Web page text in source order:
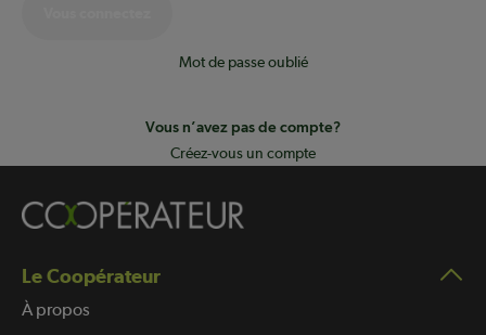
Mot de passe oublié
Vous n’avez pas de compte?
Créez-vous un compte
Le Coopérateur
À propos